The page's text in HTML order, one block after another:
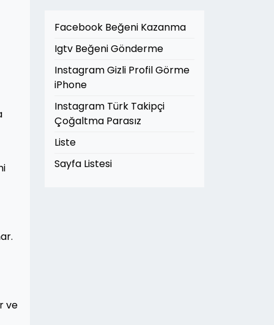
ve
Facebook Beğeni Kazanma
Igtv Beğeni Gönderme
Instagram Gizli Profil Görme
iPhone
Instagram Türk Takipçi
Çoğaltma Parasız
Liste
Sayfa Listesi